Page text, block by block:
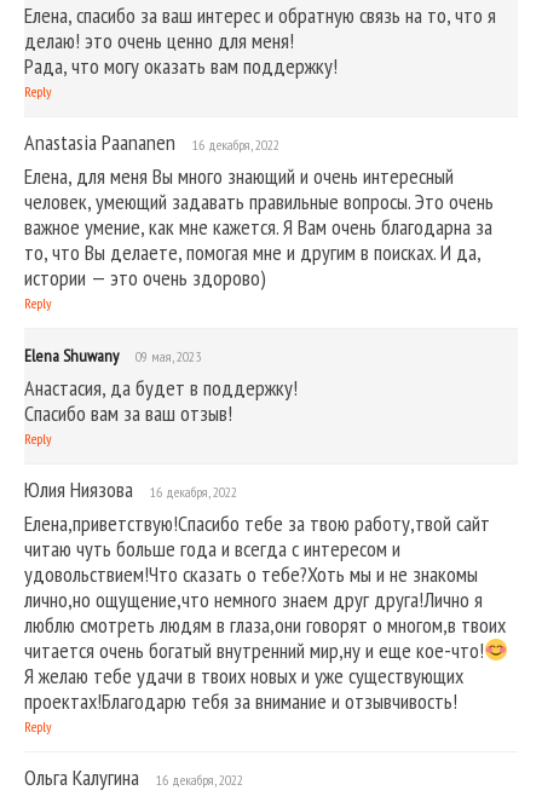
Елена, спасибо за ваш интерес и обратную связь на то, что я
делаю! это очень ценно для меня!
Рада, что могу оказать вам поддержку!
Reply
Anastasia Paananen 16 декабря, 2022
Елена, для меня Вы много знающий и очень интересный
человек, умеющий задавать правильные вопросы. Это очень
важное умение, как мне кажется. Я Вам очень благодарна за
то, что Вы делаете, помогая мне и другим в поисках. И да,
истории — это очень здорово)
Reply
Elena Shuwany 09 мая, 2023
Анастасия, да будет в поддержку!
Спасибо вам за ваш отзыв!
Reply
Юлия Ниязова 16 декабря, 2022
Елена,приветствую!Спасибо тебе за твою работу,твой сайт
читаю чуть больше года и всегда с интересом и
удовольствием!Что сказать о тебе?Хоть мы и не знакомы
лично,но ощущение,что немного знаем друг друга!Лично я
люблю смотреть людям в глаза,они говорят о многом,в твоих
читается очень богатый внутренний мир,ну и еще кое-что!
Я желаю тебе удачи в твоих новых и уже существующих
проектах!Благодарю тебя за внимание и отзывчивость!
Reply
Ольга Калугина 16 декабря, 2022